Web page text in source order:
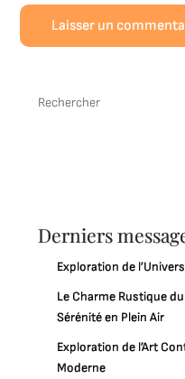
Rechercher
Derniers
Exploration de
Le Charme Rustique
Sérénité en Plein Air
Exploration de l’Art
Moderne